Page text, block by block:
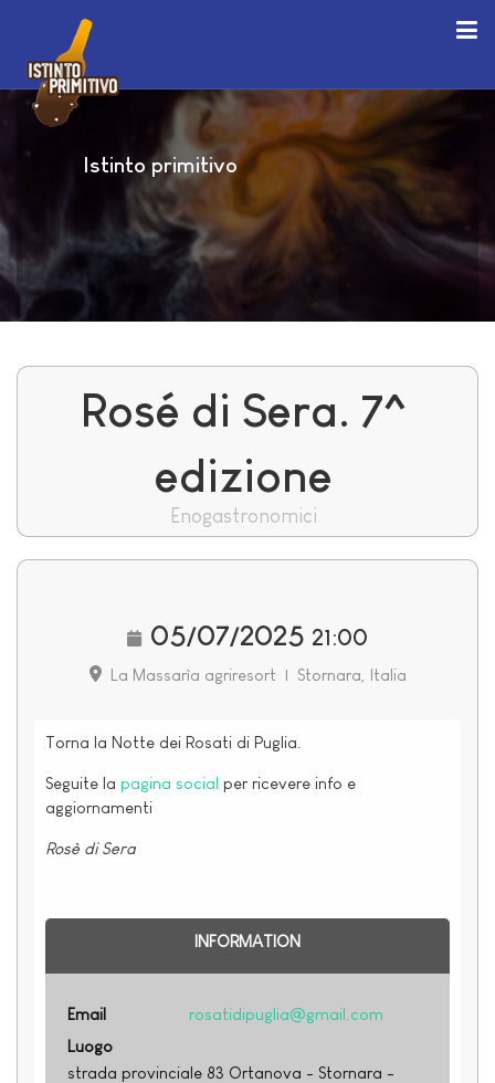
Istinto primitivo
Rosé di Sera. 7^
edizione
Enogastronomici
05/07/2025 21:00
La Massarìa agriresort | Stornara, Italia
Torna la Notte dei Rosati di Puglia.
Seguite la pagina social per ricevere info e
aggiornamenti
Rosè di Sera
INFORMATION
Email
rosatidipuglia@gmail.com
Luogo
strada provinciale 83 Ortanova - Stornara -